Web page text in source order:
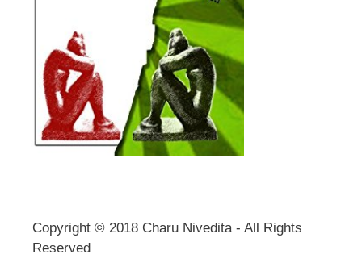
Copyright © 2018 Charu Nivedita - All Rights
Reserved